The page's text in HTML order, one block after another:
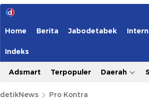
Home Berita Jabodetabek
Indeks
Adsmart Terpopuler Daerah
detikNews Pro Kontra